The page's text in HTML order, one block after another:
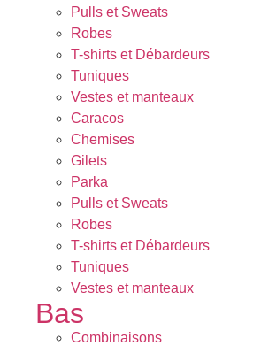
Pulls et Sweats
Robes
T-shirts et Débardeurs
Tuniques
Vestes et manteaux
Caracos
Chemises
Gilets
Parka
Pulls et Sweats
Robes
T-shirts et Débardeurs
Tuniques
Vestes et manteaux
Bas
Combinaisons